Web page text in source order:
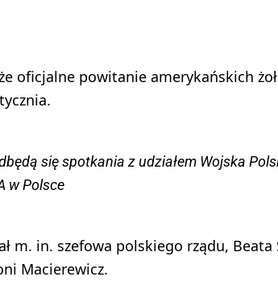
oficjalne powitanie amerykańskich
się spotkania z udziałem Wojska
w Polsce
m. in. szefowa polskiego rządu, Beata
Macierewicz.